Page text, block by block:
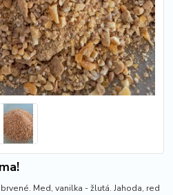
Med, vanilka - žlutá. Jahoda, red